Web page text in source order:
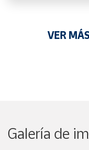
VER
Galería de